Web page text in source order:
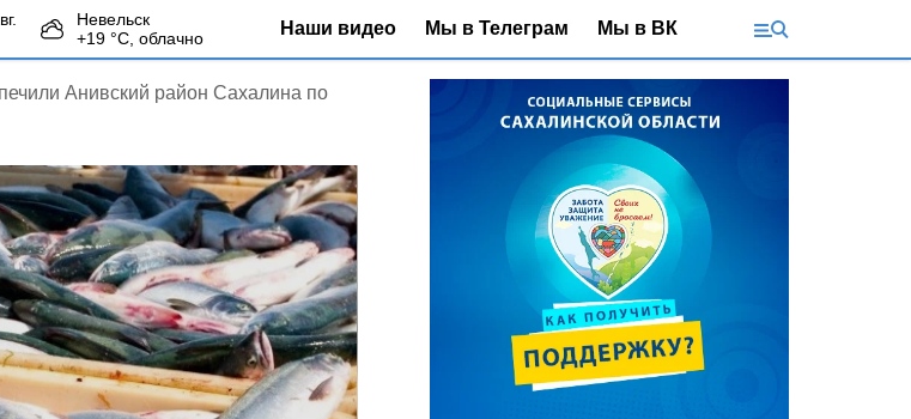
Невельск
+19 °С, облачно Наши видео Мы в Телеграм Мы в ВК
Анивский район Сахалина по